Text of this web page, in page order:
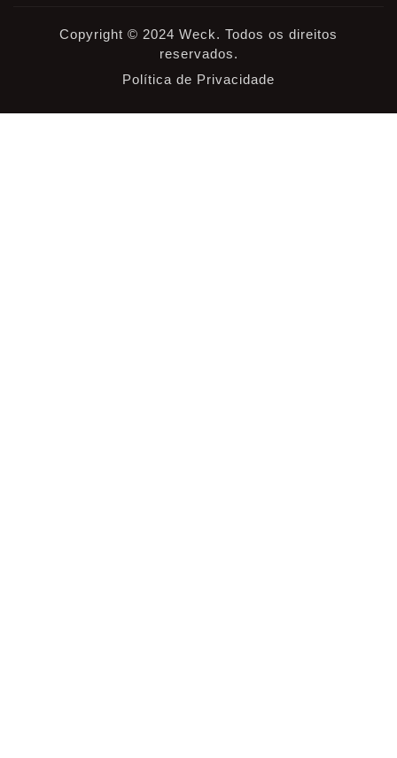
Copyright © 2024 Weck. Todos os direitos
reservados.
Política de Privacidade